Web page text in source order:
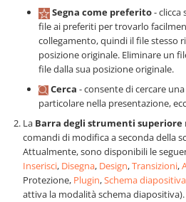
Segna come preferito- clicca
file ai preferiti per trovarlo
collegamento, quindi il file stesso
posizione originale. Eliminare un
file dalla sua posizione originale.
Cerca - consente di cercare
particolare nella presentazione,
La Barra degli strumenti superiore
comandi di modifica a seconda della
Attualmente, sono disponibili le
Inserisci, Disegna, Design,Transizioni,
Protezione, Plugin,Schema diapositiva
attiva la modalità schema diapositiva).